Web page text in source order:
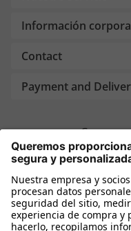
Información
Contact
Payment and
Compra
Más tiendas online
España